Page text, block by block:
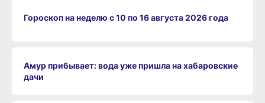
Гороскоп на неделю с 10 по 16 августа 2026 года
Амур прибывает: вода уже пришла на хабаровские
дачи